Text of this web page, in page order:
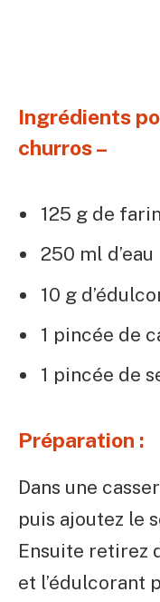
Ingrédients
churros –
125 g de
250 ml d’eau
10 g
1 pincée de
1 pincée de
Préparation :
Dans une
puis ajoutez le
Ensuite retirez
et l’édulcorant